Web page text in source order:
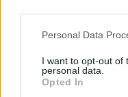
Please note that this
not limited to your visit
grant or deny consent
use your data for below
Personal Data
I want to opt-out of
personal data.
Opted In
Frische luft
Körperliche betätigung
Natürliche